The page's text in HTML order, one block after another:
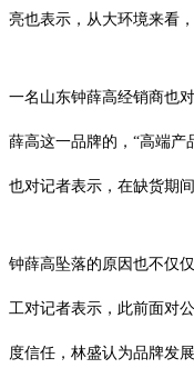
亮也表示，从大环境来看
一名山东钟薛高经销商也
薛高这一品牌的，“高端产
也对记者表示，在缺货期
钟薛高坠落的原因也不仅
工对记者表示，此前面对
度信任，林盛认为品牌发